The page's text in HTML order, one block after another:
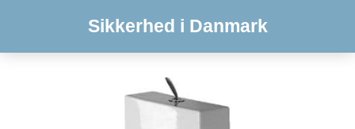
Sikkerhed i Danmark